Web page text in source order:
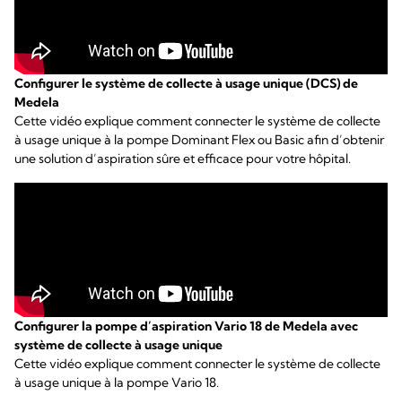
Configurer le système de collecte à usage unique (DCS) de
Medela
Cette vidéo explique comment connecter le système de collecte
à usage unique à la pompe Dominant Flex ou Basic afin d’obtenir
une solution d’aspiration sûre et efficace pour votre hôpital.
Configurer la pompe d’aspiration Vario 18 de Medela avec
système de collecte à usage unique
Cette vidéo explique comment connecter le système de collecte
à usage unique à la pompe Vario 18.